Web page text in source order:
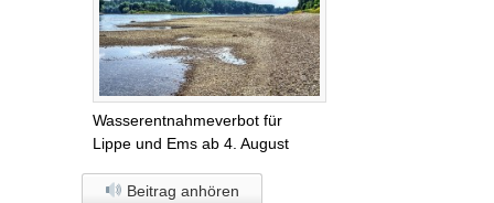
Wasserentnahmeverbot für
Lippe und Ems ab 4. August
Beitrag anhören